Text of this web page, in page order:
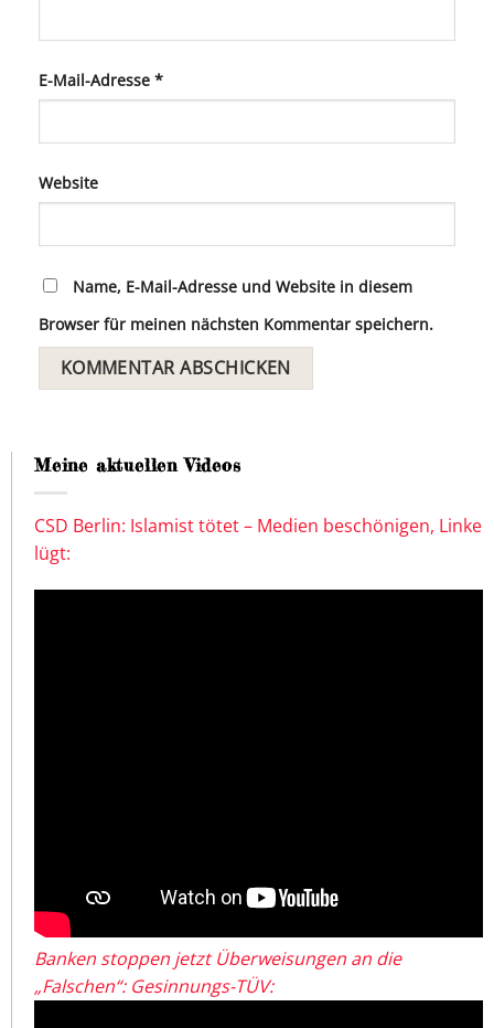
E-Mail-Adresse *
Website
Name, E-Mail-Adresse und Website in diesem
Browser für meinen nächsten Kommentar speichern.
Meine aktuellen Videos
CSD Berlin: Islamist tötet – Medien beschönigen, Linke
lügt:
Banken stoppen jetzt Überweisungen an die
„Falschen“: Gesinnungs-TÜV: